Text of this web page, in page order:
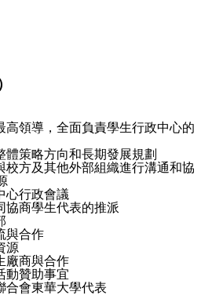
高領導，全面負責學生行政中心的
體策略方向和長期發展規劃
校方及其他外部組織進行溝通和協
心行政會議
協商學生代表的推派
與合作
源
廠商與合作
動贊助事宜
合會東華大學代表